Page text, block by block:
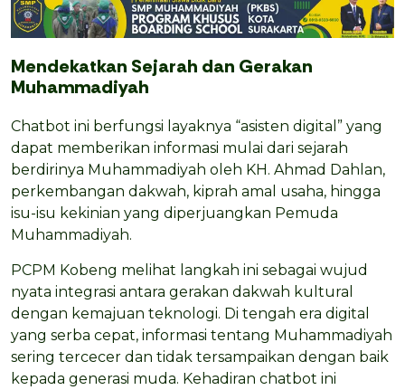
Mendekatkan Sejarah dan Gerakan
Muhammadiyah
Chatbot ini berfungsi layaknya “asisten digital” yang
dapat memberikan informasi mulai dari sejarah
berdirinya Muhammadiyah oleh KH. Ahmad Dahlan,
perkembangan dakwah, kiprah amal usaha, hingga
isu-isu kekinian yang diperjuangkan Pemuda
Muhammadiyah.
PCPM Kobeng melihat langkah ini sebagai wujud
nyata integrasi antara gerakan dakwah kultural
dengan kemajuan teknologi. Di tengah era digital
yang serba cepat, informasi tentang Muhammadiyah
sering tercecer dan tidak tersampaikan dengan baik
kepada generasi muda. Kehadiran chatbot ini